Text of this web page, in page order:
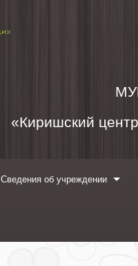
«Киришский
Сведения об учреждении